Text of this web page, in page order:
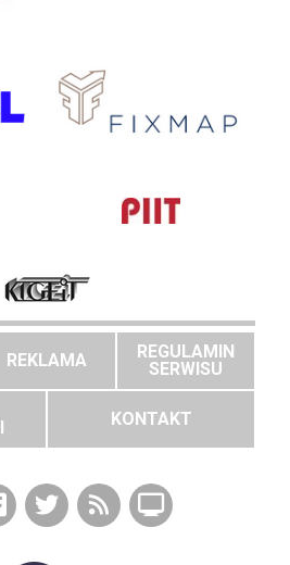
REKLAMA
REGULAMIN
SERWISU
KONTAKT